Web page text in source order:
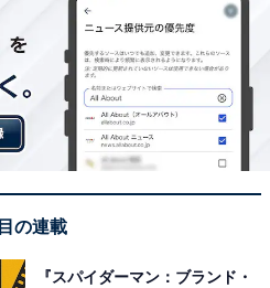
の連載
『スパイダーマン：ブランド・